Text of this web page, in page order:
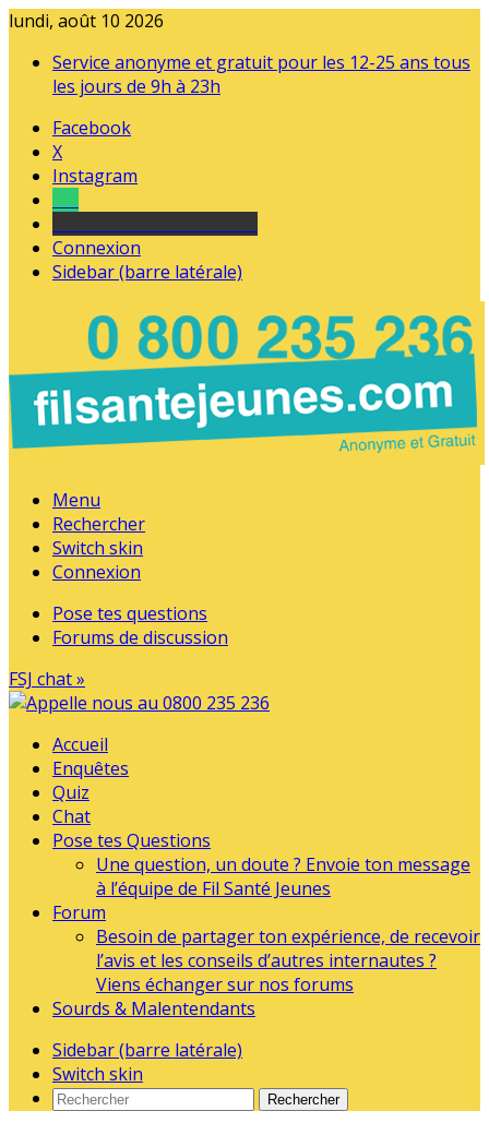
lundi, août 10 2026
Service anonyme et gratuit pour les 12-25 ans tous
les jours de 9h à 23h
Facebook
X
Instagram
Connexion
Sidebar (barre latérale)
Menu
Rechercher
Switch skin
Connexion
Pose tes questions
Forums de discussion
FSJ chat »
Accueil
Enquêtes
Quiz
Chat
Pose tes Questions
Une question, un doute ? Envoie ton message
à l’équipe de Fil Santé Jeunes
Forum
Besoin de partager ton expérience, de recevoir
l’avis et les conseils d’autres internautes ?
Viens échanger sur nos forums
Sourds & Malentendants
Sidebar (barre latérale)
Switch skin
Rechercher